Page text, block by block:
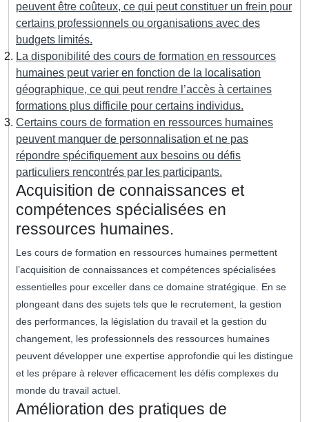
peuvent être coûteux, ce qui peut constituer un frein pour
certains professionnels ou organisations avec des
budgets limités.
La disponibilité des cours de formation en ressources
humaines peut varier en fonction de la localisation
géographique, ce qui peut rendre l’accès à certaines
formations plus difficile pour certains individus.
Certains cours de formation en ressources humaines
peuvent manquer de personnalisation et ne pas
répondre spécifiquement aux besoins ou défis
particuliers rencontrés par les participants.
Acquisition de connaissances et
compétences spécialisées en
ressources humaines.
Les cours de formation en ressources humaines permettent
l’acquisition de connaissances et compétences spécialisées
essentielles pour exceller dans ce domaine stratégique. En se
plongeant dans des sujets tels que le recrutement, la gestion
des performances, la législation du travail et la gestion du
changement, les professionnels des ressources humaines
peuvent développer une expertise approfondie qui les distingue
et les prépare à relever efficacement les défis complexes du
monde du travail actuel.
Amélioration des pratiques de